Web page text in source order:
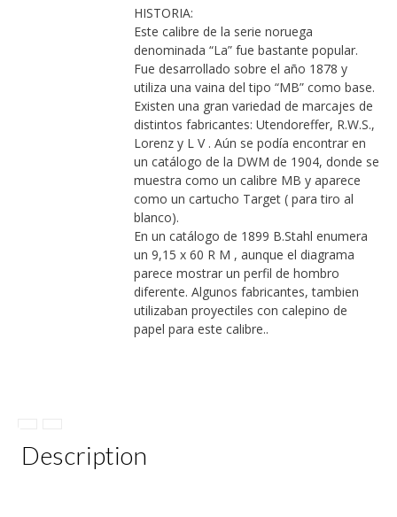
HISTORIA:
Este calibre de la serie noruega
denominada “La” fue bastante popular.
Fue desarrollado sobre el año 1878 y
utiliza una vaina del tipo “MB” como base.
Existen una gran variedad de marcajes de
distintos fabricantes: Utendoreffer, R.W.S.,
Lorenz y L V . Aún se podía encontrar en
un catálogo de la DWM de 1904, donde se
muestra como un calibre MB y aparece
como un cartucho Target ( para tiro al
blanco).
En un catálogo de 1899 B.Stahl enumera
un 9,15 x 60 R M , aunque el diagrama
parece mostrar un perfil de hombro
diferente. Algunos fabricantes, tambien
utilizaban proyectiles con calepino de
papel para este calibre..
Description